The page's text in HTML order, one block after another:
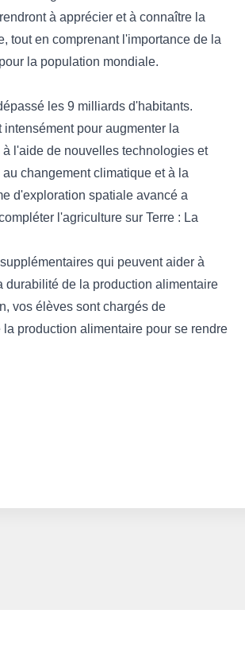
à apprécier et à connaître la
tout en comprenant l'importance de la
la population mondiale.
les 9 milliards d'habitants.
pour augmenter la
l'aide de nouvelles technologies et
changement climatique et à la
d'exploration spatiale avancé a
l'agriculture sur Terre : La
qui peuvent aider à
durabilité de la production alimentaire
vos élèves sont chargés de
production alimentaire pour se rendre